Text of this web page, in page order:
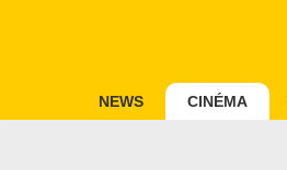
NEWS CINÉMA